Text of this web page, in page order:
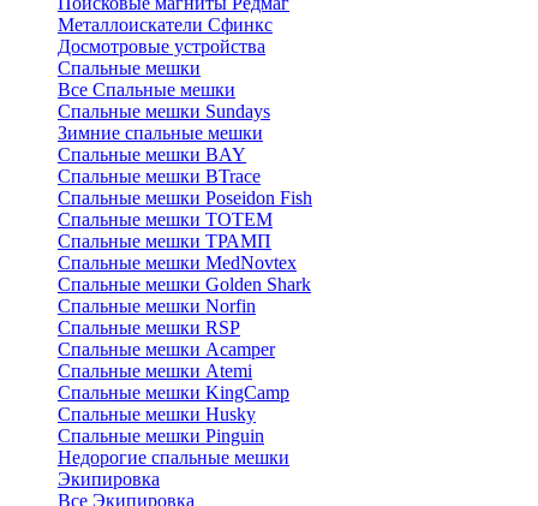
Металлоискатели Сфинкс
Досмотровые устройства
Спальные мешки
Все Спальные мешки
Спальные мешки Sundays
Зимние спальные мешки
Спальные мешки BAY
Спальные мешки BTrace
Спальные мешки Poseidon Fish
Спальные мешки ТОТЕМ
Спальные мешки ТРАМП
Cпальные мешки MedNovtex
Спальные мешки Golden Shark
Спальные мешки Norfin
Спальные мешки RSP
Спальные мешки Acamper
Спальные мешки Atemi
Спальные мешки KingCamp
Спальные мешки Husky
Спальные мешки Pinguin
Недорогие спальные мешки
Экипировка
Все Экипировка